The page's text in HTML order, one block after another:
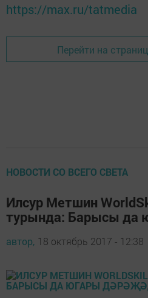
https://max.ru/tatmedia
Перейти на
НОВОСТИ СО ВСЕГО СВЕТА
Илсур Метшин
турында: Барысы да
автор, 18 октябрь 2017 - 12:38